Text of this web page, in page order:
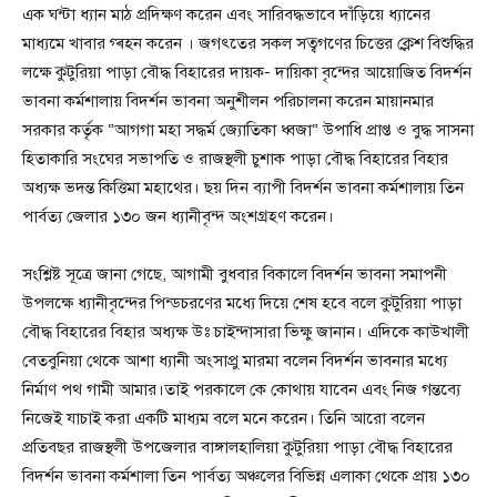
এক ঘন্টা ধ্যান মাঠ প্রদিক্ষণ করেন এবং সারিবদ্ধভাবে দাঁড়িয়ে ধ্যানের
মাধ্যমে খাবার গ্ৰহন করেন । জগৎতের সকল সত্বগণের চিত্তের ক্লেশ বিশুদ্ধির
লক্ষে কুটুরিয়া পাড়া বৌদ্ধ বিহারের দায়ক- দায়িকা বৃন্দের আয়োজিত বিদর্শন
ভাবনা কর্মশালায় বিদর্শন ভাবনা অনুশীলন পরিচালনা করেন মায়ানমার
সরকার কর্তৃক “আগগা মহা সদ্ধর্ম জ্যোতিকা ধ্বজা” উপাধি প্রাপ্ত ও বুদ্ধ সাসনা
হিতাকারি সংঘের সভাপতি ও রাজস্থলী চুশাক পাড়া বৌদ্ধ বিহারের বিহার
অধ্যক্ষ ভদন্ত কিত্তিমা মহাথের। ছয় দিন ব্যাপী বিদর্শন ভাবনা কর্মশালায় তিন
পার্বত্য জেলার ১৩০ জন ধ্যানীবৃন্দ অংশগ্রহণ করেন।
সংশ্লিষ্ট সূত্রে জানা গেছে, আগামী বুধবার বিকালে বিদর্শন ভাবনা সমাপনী
উপলক্ষে ধ্যানীবৃন্দের পিন্ডচরণের মধ্যে দিয়ে শেষ হবে বলে কুটুরিয়া পাড়া
বৌদ্ধ বিহারের বিহার অধ্যক্ষ উঃ চাইন্দাসারা ভিক্ষু জানান। এদিকে কাউখালী
বেতবুনিয়া থেকে আশা ধ্যানী অংসাপ্রু মারমা বলেন বিদর্শন ভাবনার মধ্যে
নির্মাণ পথ গামী আমার।তাই পরকালে কে কোথায় যাবেন এবং নিজ গন্তব্যে
নিজেই যাচাই করা একটি মাধ্যম বলে মনে করেন। তিনি আরো বলেন
প্রতিবছর রাজস্থলী উপজেলার বাঙ্গালহালিয়া কুটুরিয়া পাড়া বৌদ্ধ বিহারের
বিদর্শন ভাবনা কর্মশালা তিন পার্বত্য অঞ্চলের বিভিন্ন এলাকা থেকে প্রায় ১৩০